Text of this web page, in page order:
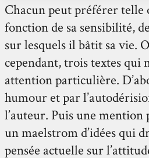
Chacun peut préférer
fonction de sa sensibilité,
sur lesquels il bâtit sa vie.
cependant, trois textes qui
attention particulière.
humour et par
l’auteur. Puis une
un maelstrom d’idées qui
pensée actuelle sur